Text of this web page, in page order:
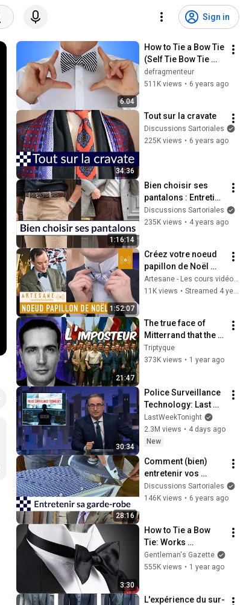
Sign in
6:04
How to Tie a Bow Tie
(Self Tie Bow Tie
Knot) - How to Tie a
Tie Easy Tutorial
defragmenteur
511K views • 6 years ago
34:36
Tout sur la cravate
Discussions Sartoriales
225K views • 6 years ago
1:16:14
Bien choisir ses
pantalons : Entretien
avec Julien Scavini
Discussions Sartoriales
235K views • 4 years ago
1:52:07
Créez votre noeud
papillon de Noël
depuis une cravate
avec Julien Scavini !
Artesane - Les cours vidéo - apprenez à créer
11K views • Streamed 4 years ago
21:47
The true face of
Mitterrand that the
socialists are still
trying to rehabilitate
Triptyque
373K views • 1 year ago
30:34
Police Surveillance
Technology: Last
Week Tonight with
John Oliver (HBO)
LastWeekTonight
2.3M views • 4 days ago
New
28:16
Comment (bien)
entretenir vos
costumes, vos
chemises et vos
Discussions Sartoriales
146K views • 6 years ago
3:30
How to Tie a Bow
Tie: Works
GUARANTEED even
for Beginners
Gentleman's Gazette
555K views • 1 year ago
L'expérience du sur-